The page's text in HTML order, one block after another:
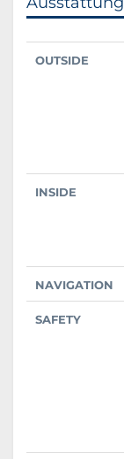
OUTSIDE
INSIDE
NAVIGATION
SAFETY